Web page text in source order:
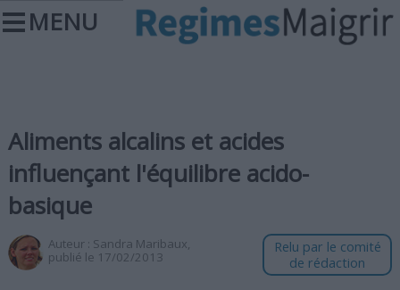
MENU
Aliments alcalins et acides
influençant l'équilibre acido-
basique
Auteur : Sandra Maribaux,
publié le 17/02/2013
Relu par le comité
de rédaction